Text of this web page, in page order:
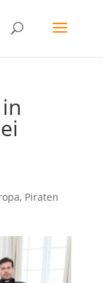
, Piraten